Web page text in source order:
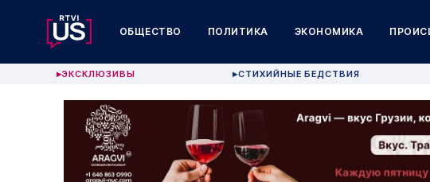
ОБЩЕСТВО ПОЛИТИКА ЭКОНОМИКА
▶ЭКСКЛЮЗИВЫ ▶СТИХИЙНЫЕ БЕДСТВИЯ